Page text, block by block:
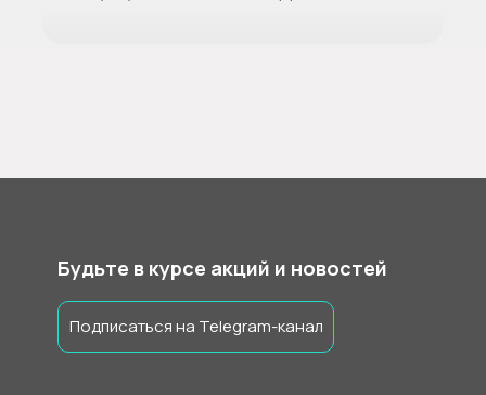
Будьте в курсе акций и новостей
Подписаться на Telegram-канал